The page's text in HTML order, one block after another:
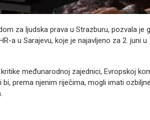
za ljudska prava u Strazburu, pozvala je
a u Sarajevu, koje je najavljeno za 2. juni
međunarodnoj zajednici, Evropskoj
prema njenim riječima, mogli imati